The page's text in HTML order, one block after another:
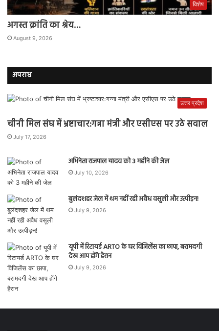
विशेष
अगस्त क्रांति का श्रेय…
August 9, 2026
अपराध
उत्तर प्रदेश
चीनी मिल संघ में भ्रष्टाचार:गन्ना मंत्री और एसीएस पर उठे सवाल
July 17, 2026
अभिनेता राजपाल यादव को 3 महीने की जेल
July 10, 2026
बुलंदशहर जेल में थम नहीं रही अवैध वसूली और उत्पीड़न!
July 9, 2026
यूपी में रिटायर्ड ARTO के घर विजिलेंस का छापा, बरामदगी
देख आप होंगे हैरान
July 9, 2026